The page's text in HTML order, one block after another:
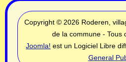
Copyright © 2026 Roderen,
de la commune - Tous
Joomla! est un Logiciel Libre
General